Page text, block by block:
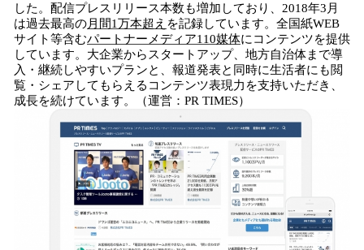
した。配信プレスリリース本数も増加しており、2018年3月
は過去最高の月間1万本超え を記録しています。全国紙WEB
サイト等含むパートナーメディア110媒体にコンテンツを提供
しています。大企業からスタートアップ、地方自治体まで導
入・継続しやすいプランと、報道発表と同時に生活者にも閲
覧・シェアしてもらえるコンテンツ表現力を支持いただき、
成長を続けています。（運営：PR TIMES）